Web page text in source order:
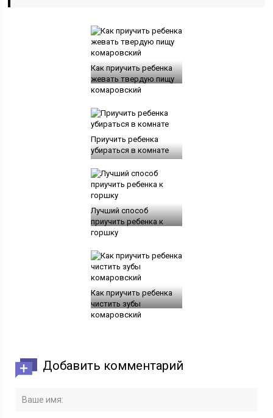
Как приучить ребенка
жевать твердую пищу
комаровский
Приучить ребенка
убираться в комнате
Лучший способ
приучить ребенка к
горшку
Как приучить ребенка
чистить зубы
комаровский
Добавить комментарий